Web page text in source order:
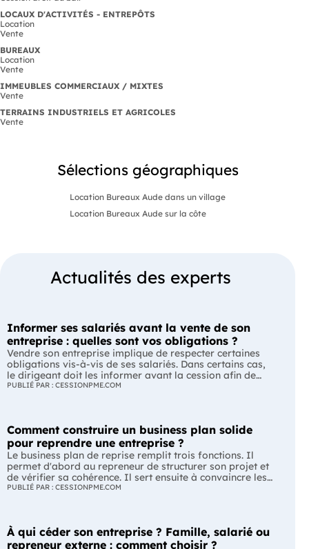
LOCAUX D'ACTIVITÉS - ENTREPÔTS
Location
Vente
BUREAUX
Location
Vente
IMMEUBLES COMMERCIAUX / MIXTES
Vente
TERRAINS INDUSTRIELS ET AGRICOLES
Vente
Sélections géographiques
Location Bureaux Aude dans un village
Location Bureaux Aude sur la côte
Actualités des experts
Informer ses salariés avant la vente de son
entreprise : quelles sont vos obligations ?
Vendre son entreprise implique de respecter certaines
obligations vis-à-vis de ses salariés. Dans certains cas,
le dirigeant doit les informer avant la cession afin de
leur permettre, s'ils le souhaitent, de présenter une offre
L'essentiel Les entreprises de moins de 250 salariés sont
soumises, dans certains cas, à une obligation
d'information préalable des salariés. Cette obligation
concerne la vente d'un fonds de commerce ou la cession
de la majorité des titres d'une société. Le délai
d'information varie selon la taille de l'entreprise. Les
L'obligation d'information concerne uniquement
certaines entreprises et certaines opérations de cession.
PUBLIÉ PAR : CESSIONPME.COM
Comment construire un business plan solide
pour reprendre une entreprise ?
Le business plan de reprise remplit trois fonctions. Il
permet d'abord au repreneur de structurer son projet et
de vérifier sa cohérence. Il sert ensuite à convaincre les
banques et les partenaires financiers de l'accompagner.
consiste pas à reprendre les anciens comptes de
l'entreprise. Il explique comment l'entreprise évoluera
PUBLIÉ PAR : CESSIONPME.COM
À qui céder son entreprise ? Famille, salarié ou
repreneur externe : comment choisir ?